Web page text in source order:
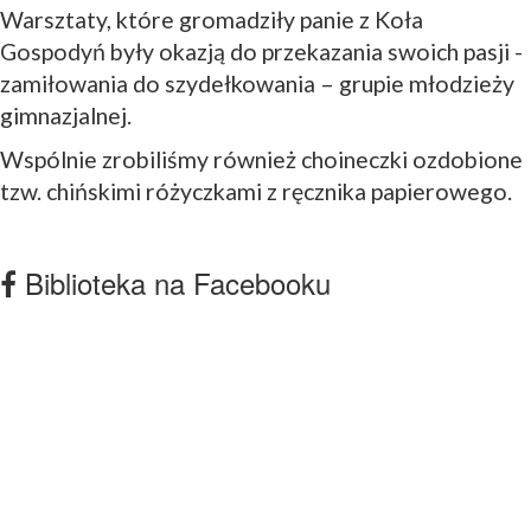
Warsztaty, które gromadziły panie z Koła
Gospodyń były okazją do przekazania swoich pasji -
zamiłowania do szydełkowania – grupie młodzieży
gimnazjalnej.
Wspólnie zrobiliśmy również choineczki ozdobione
tzw. chińskimi różyczkami z ręcznika papierowego.
Biblioteka na Facebooku